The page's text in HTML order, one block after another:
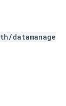
datamanage